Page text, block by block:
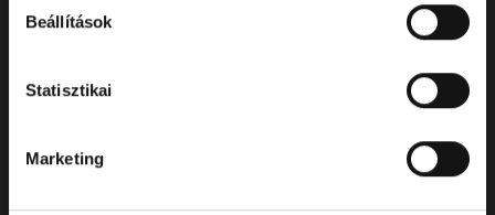
Beállítások
Statisztikai
Marketing
Trakciós és helyhez kötött
Impresszum